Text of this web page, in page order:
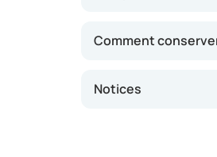
Comment
Notices